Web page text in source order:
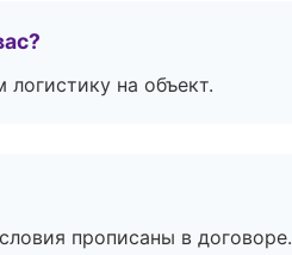
на объект.
прописаны в договоре.